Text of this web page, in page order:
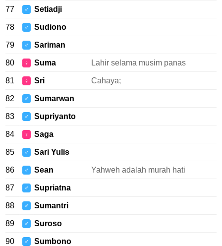
77 ♂ Setiadji
78 ♂ Sudiono
79 ♂ Sariman
80 ♀ Suma Lahir selama musim panas
81 ♀ Sri Cahaya;
82 ♂ Sumarwan
83 ♂ Supriyanto
84 ♀ Saga
85 ♂ Sari Yulis
86 ♂ Sean Yahweh adalah murah hati
87 ♂ Supriatna
88 ♂ Sumantri
89 ♂ Suroso
90 ♂ Sumbono